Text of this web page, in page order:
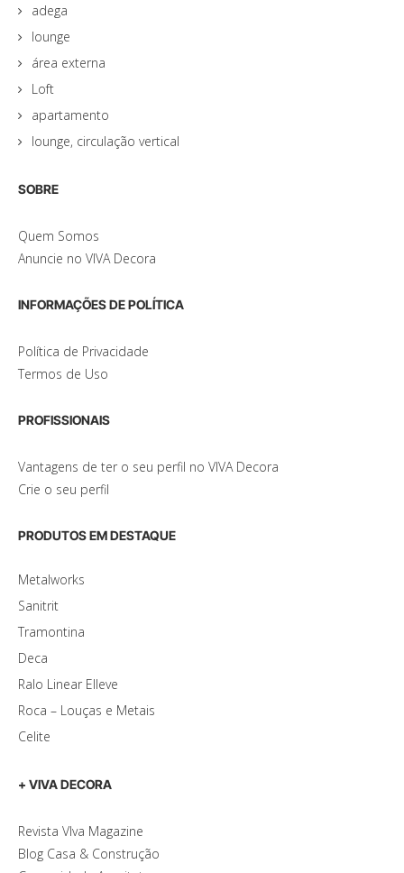
adega
lounge
área externa
Loft
apartamento
lounge, circulação vertical
SOBRE
Quem Somos
Anuncie no VIVA Decora
INFORMAÇÕES DE POLÍTICA
Política de Privacidade
Termos de Uso
PROFISSIONAIS
Vantagens de ter o seu perfil no VIVA Decora
Crie o seu perfil
PRODUTOS EM DESTAQUE
Metalworks
Sanitrit
Tramontina
Deca
Ralo Linear Elleve
Roca – Louças e Metais
Celite
+ VIVA DECORA
Revista VIva Magazine
Blog Casa & Construção